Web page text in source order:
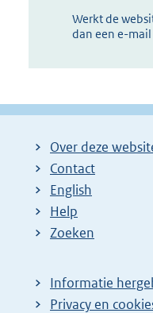
Werkt de
dan een e-
Over deze
Contact
English
Help
Zoeken
Informatie
Privacy en